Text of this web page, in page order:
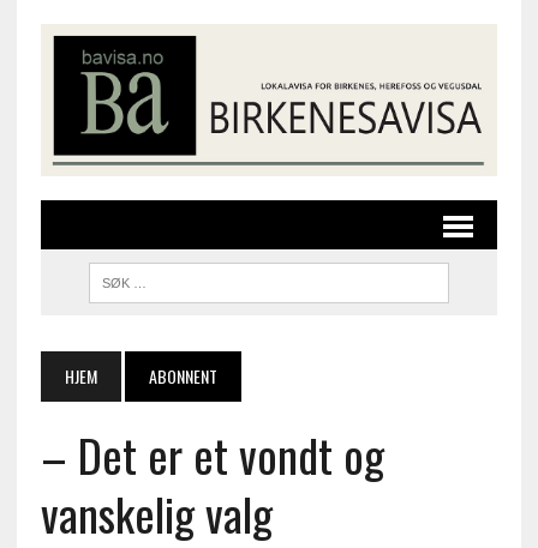
HJEM ABONNENT
– Det er et vondt og
vanskelig valg